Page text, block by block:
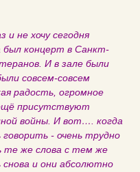
и не хочу сегодня
был концерт в Санкт-
И в зале были
совсем-совсем
радость, огромное
присутствуют
войны. И вот…. когда
- очень трудно
же слова с тем же
и они абсолютно